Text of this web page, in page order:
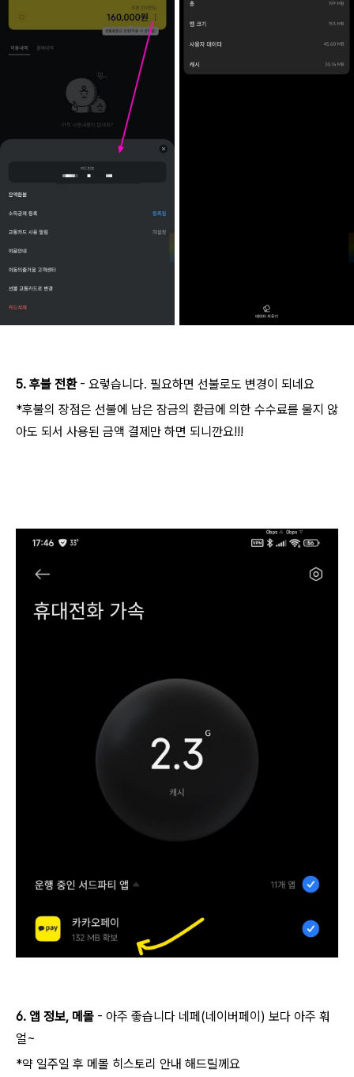
5. 후불 전환- 요렇습니다. 필요하면 선불로도 변경이 되네요
*후불의 장점은 선불에 남은 잠금의 환급에 의한 수수료를 물지 않
아도 되서 사용된 금액 결제만 하면 되니깐요!!!
6. 앱 정보, 메몰 - 아주 좋습니다 네페(네이버페이) 보다 아주 훠
얼~
*약 일주일 후 메몰 히스토리 안내 해드릴께요